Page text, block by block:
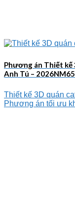
Phương án Thiết kế
Anh Tú –
Thiết kế 3D quán
Phương án tối ưu